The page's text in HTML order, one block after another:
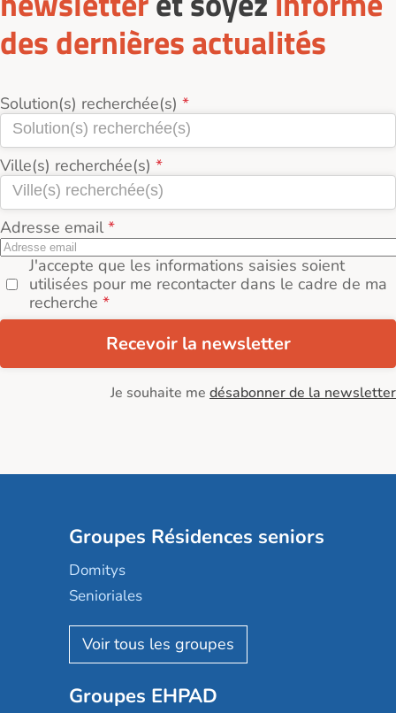
des dernières actualités
Solution(s) recherchée(s)
Ville(s) recherchée(s)
Adresse email
J'accepte que les informations saisies soient
utilisées pour me recontacter dans le cadre de ma
recherche
Recevoir la newsletter
Je souhaite me désabonner de la newsletter
Groupes Résidences seniors
Domitys
Senioriales
Nohée
Les Résidentiels
Mobicap
Groupes EHPAD